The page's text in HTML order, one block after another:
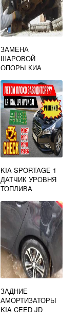
ЗАМЕНА
ШАРОВОЙ
ОПОРЫ КИА
KIA SPORTAGE 1
ДАТЧИК УРОВНЯ
ТОПЛИВА
ЗАДНИЕ
АМОРТИЗАТОРЫ
KIA CEED JD